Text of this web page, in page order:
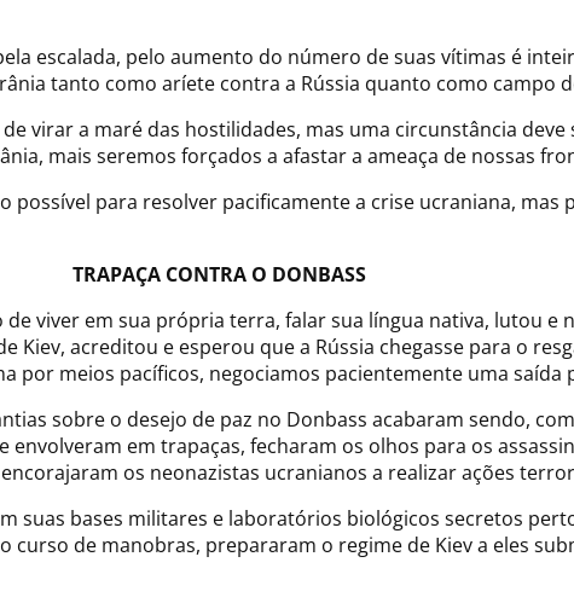
escalada, pelo aumento do número de suas vítimas é
tanto como aríete contra a Rússia quanto como campo
virar a maré das hostilidades, mas uma circunstância
mais seremos forçados a afastar a ameaça de nossas
possível para resolver pacificamente a crise ucraniana, mas
TRAPAÇA CONTRA O DONBASS
viver em sua própria terra, falar sua língua nativa, lutou e
acreditou e esperou que a Rússia chegasse para o
meios pacíficos, negociamos pacientemente uma saída
sobre o desejo de paz no Donbass acabaram sendo,
em trapaças, fecharam os olhos para os
os neonazistas ucranianos a realizar ações
suas bases militares e laboratórios biológicos secretos
de manobras, prepararam o regime de Kiev a eles